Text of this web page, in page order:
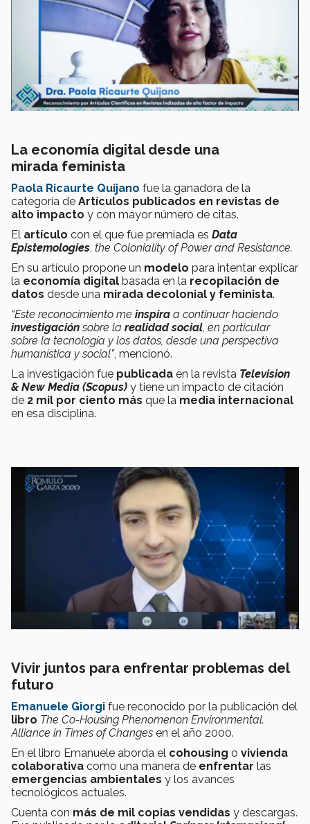
La economía digital desde una
mirada feminista
Paola Ricaurte Quijano fue la ganadora de la
categoría de Artículos publicados en revistas de
alto impacto y con mayor número de citas.
El artículo con el que fue premiada es Data
Epistemologies the Coloniality of Power and Resistance.
En su artículo propone un modelo para intentar explicar
la economía digital basada en la recopilación de
datos desde una mirada decolonial y feminista.
“Este reconocimiento me inspira a continuar haciendo
investigaciónsobre la realidad social , en particular
sobre la tecnología y los datos, desde una perspectiva
humanística y social”, mencionó.
La investigación fue publicada en la revista Television
& New Media (Scopus) y tiene un impacto de citación
de 2 mil por ciento más que la media internacional
en esa disciplina.
Vivir juntos para enfrentar problemas del
futuro
Emanuele Giorgi fue reconocido por la publicación del
libro The Co-Housing Phenomenon Environmental.
Alliance in Times of Changes en el año 2000.
En el libro Emanuele aborda el cohousing o vivienda
colaborativa como una manera de enfrentar las
emergencias ambientales y los avances
tecnológicos actuales.
Cuenta con más de mil copias vendidas y descargas.